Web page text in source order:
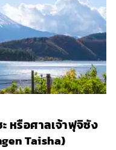
หรือศาลเจ้าฟุจิซัง
Taisha)